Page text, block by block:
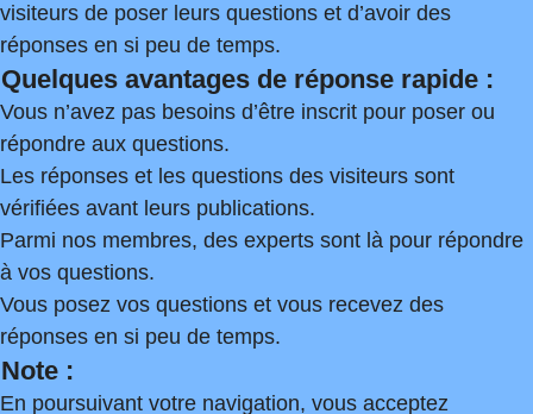
visiteurs de poser leurs questions et d’avoir des
réponses en si peu de temps.
Quelques avantages de réponse rapide :
Vous n’avez pas besoins d’être inscrit pour poser ou
répondre aux questions.
Les réponses et les questions des visiteurs sont
vérifiées avant leurs publications.
Parmi nos membres, des experts sont là pour répondre
à vos questions.
Vous posez vos questions et vous recevez des
réponses en si peu de temps.
Note :
En poursuivant votre navigation, vous acceptez